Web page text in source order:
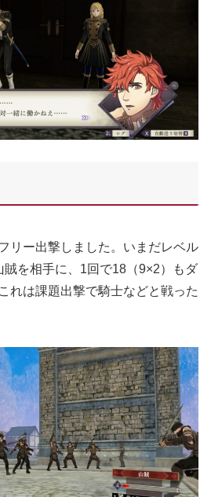
リー出撃しました。いまだレベル
賊を相手に、1回で18（9×2）もダ
れは課題出撃で騎士などと戦った